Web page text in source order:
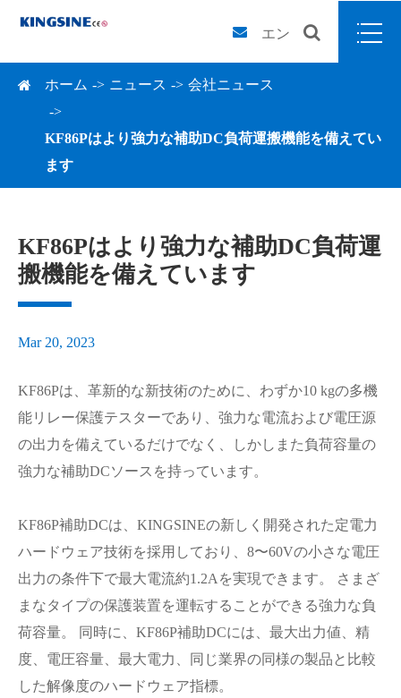
エン
ホーム ニュース 会社ニュース
KF86Pはより強力な補助DC負荷運搬機能を備えてい
ます
KF86Pはより強力な補助DC負荷運
搬機能を備えています
Mar 20, 2023
KF86Pは、革新的な新技術のために、わずか10 kgの多機
能リレー保護テスターであり、強力な電流および電圧源
の出力を備えているだけでなく、しかしまた負荷容量の
強力な補助DCソースを持っています。
KF86P補助DCは、KINGSINEの新しく開発された定電力
ハードウェア技術を採用しており、8〜60Vの小さな電圧
出力の条件下で最大電流約1.2Aを実現できます。 さまざ
まなタイプの保護装置を運転することができる強力な負
荷容量。 同時に、KF86P補助DCには、最大出力値、精
度、電圧容量、最大電力、同じ業界の同様の製品と比較
した解像度のハードウェア指標。